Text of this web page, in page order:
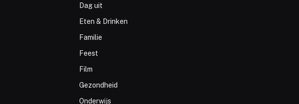
Dag uit
Eten & Drinken
Familie
Feest
Film
Gezondheid
Onderwijs